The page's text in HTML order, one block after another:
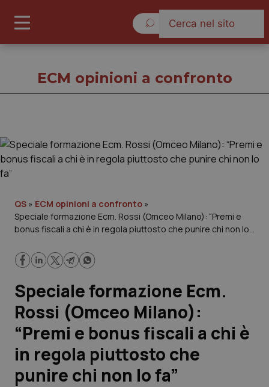
Governo e Parlamento
Regioni e Asl
Lavoro e Professioni
Scienza e Farmaci
Studi e Analisi
Lettere al direttore
ECM opinioni a confronto
QS » ECM opinioni a confronto »
Speciale formazione Ecm. Rossi (Omceo Milano): “Premi e
bonus fiscali a chi è in regola piuttosto che punire chi non lo
Speciale formazione Ecm.
Rossi (Omceo Milano):
“Premi e bonus fiscali a chi è
in regola piuttosto che
punire chi non lo fa”